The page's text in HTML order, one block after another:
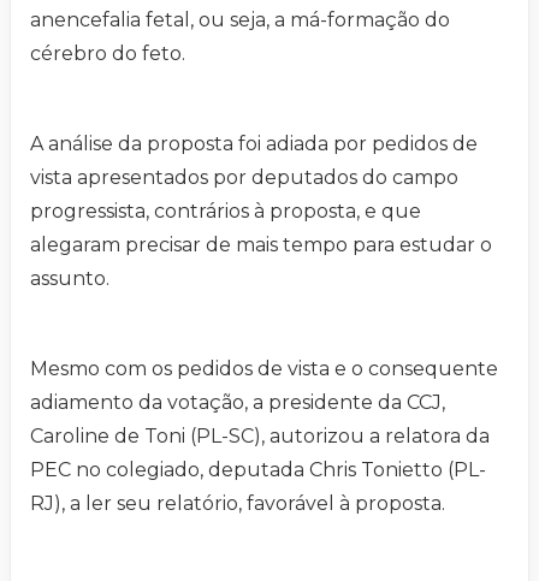
anencefalia fetal, ou seja, a má-formação do
cérebro do feto.
A análise da proposta foi adiada por pedidos de
vista apresentados por deputados do campo
progressista, contrários à proposta, e que
alegaram precisar de mais tempo para estudar o
assunto.
Mesmo com os pedidos de vista e o consequente
adiamento da votação, a presidente da CCJ,
Caroline de Toni (PL-SC), autorizou a relatora da
PEC no colegiado, deputada Chris Tonietto (PL-
RJ), a ler seu relatório, favorável à proposta.